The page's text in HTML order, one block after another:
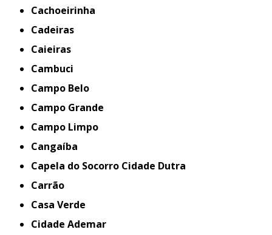
Cachoeirinha
Cadeiras
Caieiras
Cambuci
Campo Belo
Campo Grande
Campo Limpo
Cangaíba
Capela do Socorro Cidade Dutra
Carrão
Casa Verde
Cidade Ademar